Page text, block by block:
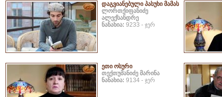
დაგვიანებული პასუხი მამას
ლორთქიფანიძე
ალექსანდრე
ნანახია: 9233 - ჯერ
ეთი ოსური
თექთუმანიძე მარინა
ნანახია: 9134 - ჯერ